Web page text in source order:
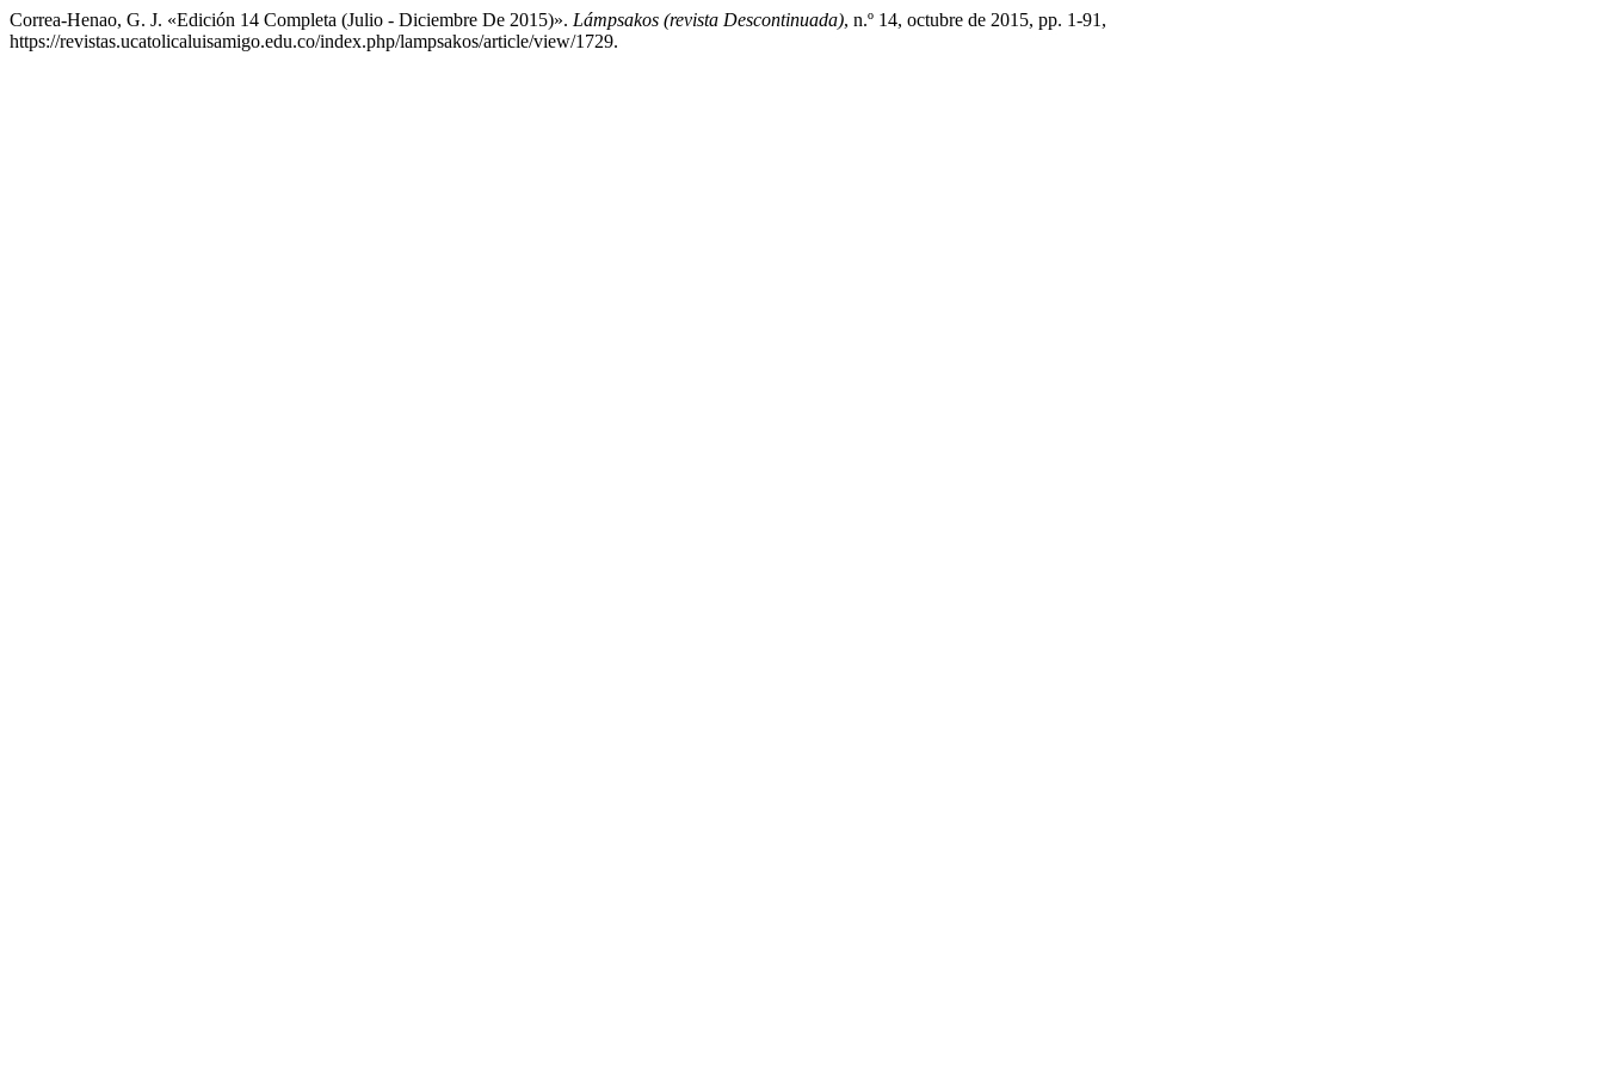
Correa-Henao, G. J. «Edición 14 Completa (Julio - Diciembre De 2015)». Lámpsakos (revista Descontinuada), n.º 14, octubre de 2015, pp. 1-91,
https://revistas.ucatolicaluisamigo.edu.co/index.php/lampsakos/article/view/1729.